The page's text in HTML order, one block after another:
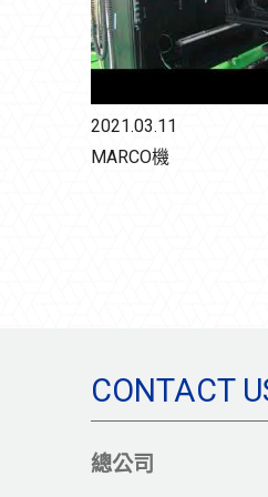
2021.03.11
MARCO機
CONTACT
總公司